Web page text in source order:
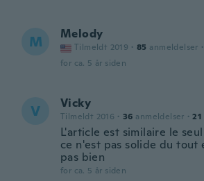
M Melody
Tilmeldt 2019 · 85 anmeldelser ·
for ca. 5 år siden
V Vicky
Tilmeldt 2016 · 36 anmeldelser · 21
L'article est similaire le
ce n'est pas solide du tout
pas bien
for ca. 5 år siden